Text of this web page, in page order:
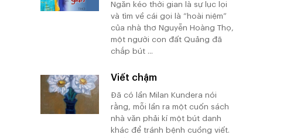
Ngăn kéo thời gian là sự lục lọi
và tìm về cái gọi là “hoài niệm”
của nhà thơ Nguyễn Hoàng Thọ,
một người con đất Quảng đã
chắp bút ...
Viết chậm
Đã có lần Milan Kundera nói
rằng, mỗi lần ra một cuốn sách
nhà văn phải kí một bút danh
khác để tránh bệnh cuồng viết.